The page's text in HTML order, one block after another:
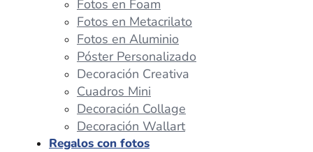
Fotos en Foam
Fotos en Metacrilato
Fotos en Aluminio
Póster Personalizado
Decoración Creativa
Cuadros Mini
Decoración Collage
Decoración Wallart
Regalos con fotos